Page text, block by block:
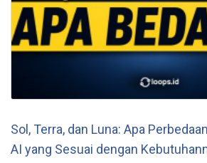
Sol, Terra, dan Luna: Apa
AI yang Sesuai dengan